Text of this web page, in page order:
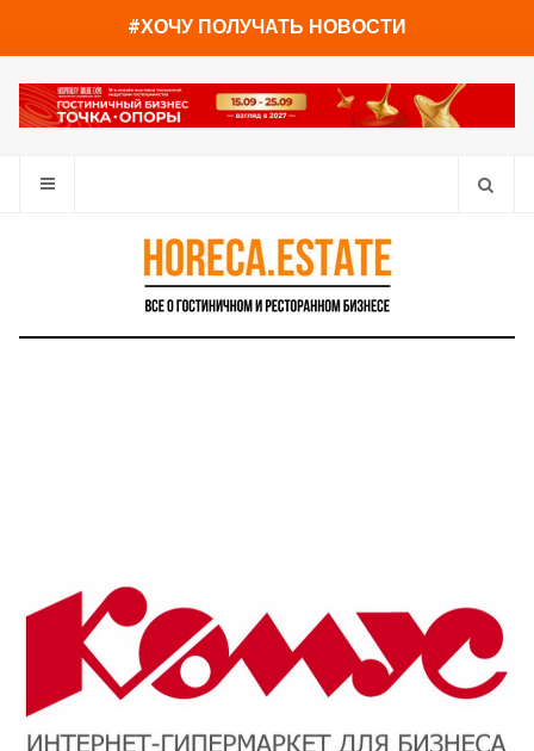
#ХОЧУ ПОЛУЧАТЬ НОВОСТИ